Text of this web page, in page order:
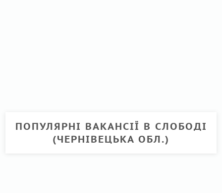
ПОПУЛЯРНІ ВАКАНСІЇ В СЛОБОДІ
(ЧЕРНІВЕЦЬКА ОБЛ.)